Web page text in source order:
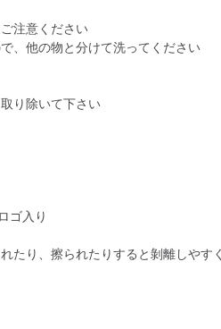
注意ください
、他の物と分けて洗ってください
り除いて下さい
ゴ入り
り、擦られたりすると剝離しや